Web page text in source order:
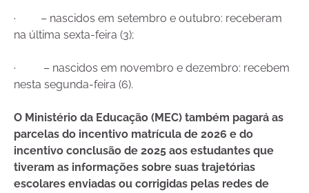
· – nascidos em setembro e outubro: receberam
na última sexta-feira (3);
· – nascidos em novembro e dezembro: recebem
nesta segunda-feira (6).
O Ministério da Educação (MEC) também pagará as
parcelas do incentivo matrícula de 2026 e do
incentivo conclusão de 2025 aos estudantes que
tiveram as informações sobre suas trajetórias
escolares enviadas ou corrigidas pelas redes de